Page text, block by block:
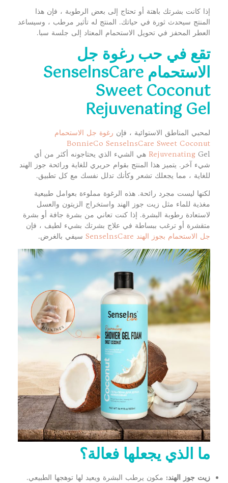
إذا كانت بشرتك باهتة أو تحتاج إلى بعض الرطوبة ، فإن هذا
المنتج سيحدث ثورة في حياتك. المنتج له تأثير مرطب ، وسيساعد
العطر المحفز في تحويل الاستحمام المعتاد إلى جلسة سبا.
تقع في حب رغوة جل
الاستحمام SenselnsCare
Sweet Coconut
Rejuvenating Gel
لمحبي المناطق الاستوائية ، فإن رغوة جل الاستحمام
BonnieCo SenselnsCare Sweet Coconut
Rejuvenating Gel هي الشيء الذي يحتاجونه أكثر من أي
شيء آخر. يتميز هذا المنتج بقوام حريري للغاية ورائحة جوز الهند
للغاية ، مما يجعلك تشعر وكأنك تدلل نفسك مع كل تطبيق.
لكنها ليست مجرد رائحة. هذه الرغوة مملوءة بعوامل طبيعية
مغذية للماء مثل زيت جوز الهند واستخراج الزيتون والعسل
لاستعادة رطوبة البشرة. إذا كنت تعاني من بشرة جافة أو بشرة
متقشرة أو ترغب ببساطة في علاج بشرتك بشيء لطيف ، فإن
جل الاستحمام بجوز الهند SenselnsCare
سيفي بالغرض.
ما الذي يجعلها فعالة؟
زيت جوز الهند: مكون يرطب البشرة ويعيد لها توهجها الطبيعي.